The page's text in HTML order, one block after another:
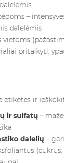
–
dalelėmis
vietoms
pritaikyti,
etiketes ir
ir sulfatų –
dalelių –
(cukrus,